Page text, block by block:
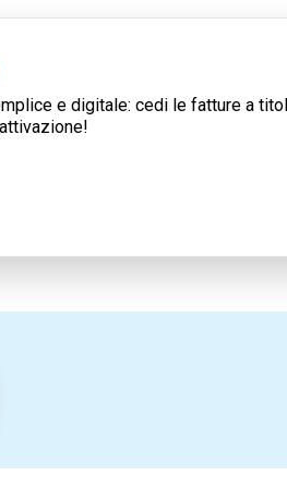
e digitale: cedi le fatture a